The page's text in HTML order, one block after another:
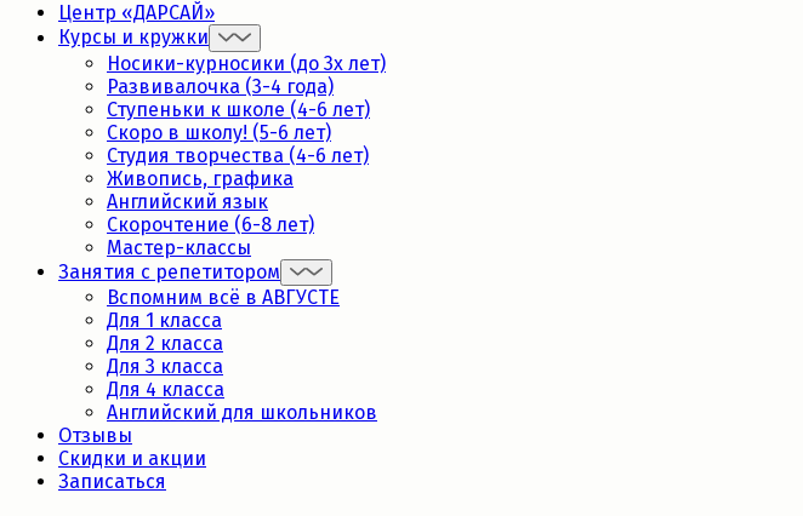
Центр «ДАРСАЙ»
Курсы и кружки
Носики-курносики (до 3х лет)
Развивалочка (3-4 года)
Ступеньки к школе (4-6 лет)
Скоро в школу! (5-6 лет)
Студия творчества (4-6 лет)
Живопись, графика
Английский язык
Скорочтение (6-8 лет)
Мастер-классы
Занятия с репетитором
Вспомним всё в АВГУСТЕ
Для 1 класса
Для 2 класса
Для 3 класса
Для 4 класса
Английский для школьников
Отзывы
Скидки и акции
Записаться